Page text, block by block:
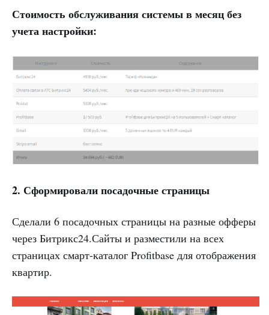
Стоимость обслуживания системы в месяц без
учета настройки:
2. Сформировали посадочные страницы
Сделали 6 посадочных страницы на разные офферы
через Битрикс24.Сайты и разместили на всех
страницах смарт-каталог Profitbase для отображения
квартир.